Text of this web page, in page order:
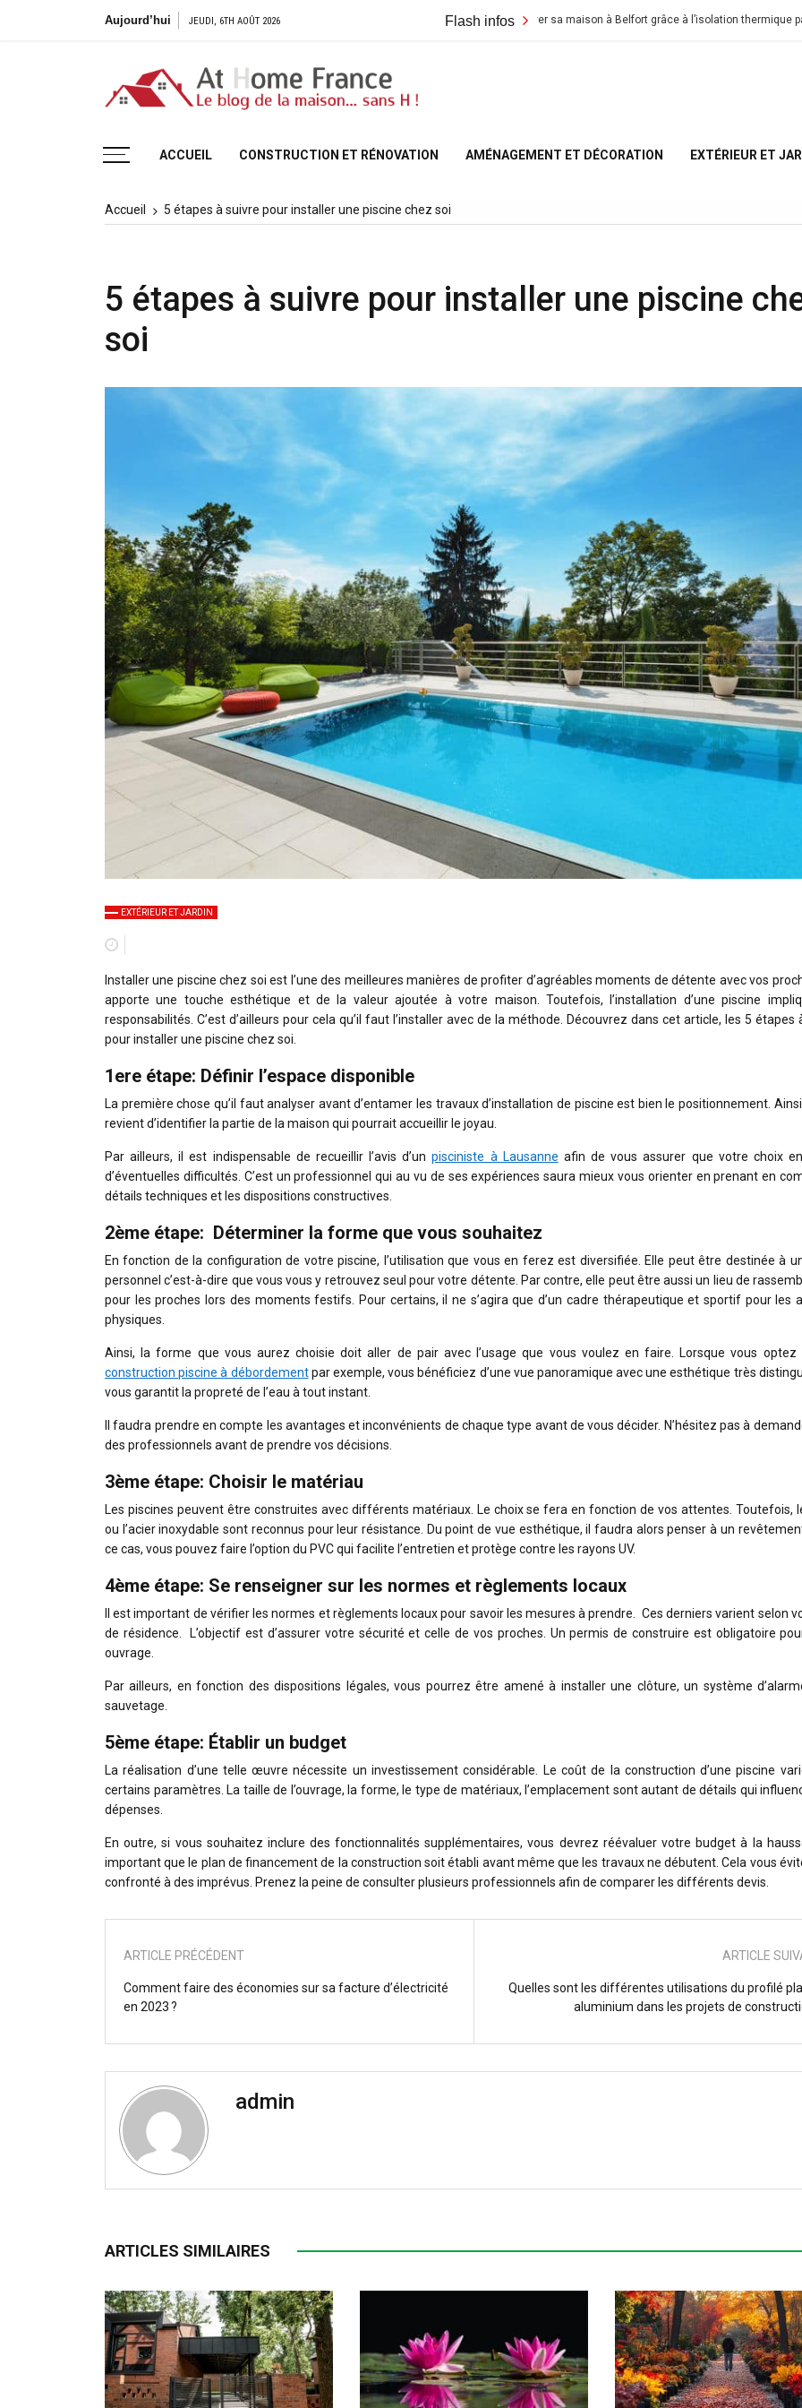
Aujourd’hui JEUDI, 6TH AOÛT 2026 Flash infos
Rénover sa maison à Belfort grâce à l’isolation thermique par
Maison
– At
France
ACCUEIL CONSTRUCTION ET RÉNOVATION AMÉNAGEMENT ET DÉCORATION EXTÉRIEUR ET
Accueil 5 étapes à suivre pour installer une piscine chez soi
5 étapes à suivre pour installer une piscine
soi
EXTÉRIEUR ET JARDIN
Installer une piscine chez soi est l’une des meilleures manières de profiter d’agréables moments de détente avec vos
apporte une touche esthétique et de la valeur ajoutée à votre maison. Toutefois, l’installation d’une piscine
responsabilités. C’est d’ailleurs pour cela qu’il faut l’installer avec de la méthode. Découvrez dans cet article, les 5 étapes
pour installer une piscine chez soi.
1ere étape: Définir l’espace disponible
La première chose qu’il faut analyser avant d’entamer les travaux d’installation de piscine est bien le positionnement.
revient d’identifier la partie de la maison qui pourrait accueillir le joyau.
Par ailleurs, il est indispensable de recueillir l’avis d’unpisciniste à Lausanne afin de vous assurer que votre choix
d’éventuelles difficultés. C’est un professionnel qui au vu de ses expériences saura mieux vous orienter en prenant en
détails techniques et les dispositions constructives.
2ème étape: Déterminer la forme que vous souhaitez
En fonction de la configuration de votre piscine, l’utilisation que vous en ferez est diversifiée. Elle peut être destinée à
personnel c’est-à-dire que vous vous y retrouvez seul pour votre détente. Par contre, elle peut être aussi un lieu de
pour les proches lors des moments festifs. Pour certains, il ne s’agira que d’un cadre thérapeutique et sportif pour les
physiques.
Ainsi, la forme que vous aurez choisie doit aller de pair avec l’usage que vous voulez en faire. Lorsque vous optez
construction piscine à débordementpar exemple, vous bénéficiez d’une vue panoramique avec une esthétique très
vous garantit la propreté de l’eau à tout instant.
Il faudra prendre en compte les avantages et inconvénients de chaque type avant de vous décider. N’hésitez pas à
des professionnels avant de prendre vos décisions.
3ème étape: Choisir le matériau
Les piscines peuvent être construites avec différents matériaux. Le choix se fera en fonction de vos attentes. Toutefois,
ou l’acier inoxydable sont reconnus pour leur résistance. Du point de vue esthétique, il faudra alors penser à un
ce cas, vous pouvez faire l’option du PVC qui facilite l’entretien et protège contre les rayons UV.
4ème étape: Se renseigner sur les normes et règlements locaux
Il est important de vérifier les normes et règlements locaux pour savoir les mesures à prendre. Ces derniers varient selon
de résidence. L’objectif est d’assurer votre sécurité et celle de vos proches. Un permis de construire est obligatoire
ouvrage.
Par ailleurs, en fonction des dispositions légales, vous pourrez être amené à installer une clôture, un système
sauvetage.
5ème étape: Établir un budget
La réalisation d’une telle œuvre nécessite un investissement considérable. Le coût de la construction d’une piscine
certains paramètres. La taille de l’ouvrage, la forme, le type de matériaux, l’emplacement sont autant de détails qui
dépenses.
En outre, si vous souhaitez inclure des fonctionnalités supplémentaires, vous devrez réévaluer votre budget à la
important que le plan de financement de la construction soit établi avant même que les travaux ne débutent. Cela vous
confronté à des imprévus. Prenez la peine de consulter plusieurs professionnels afin de comparer les différents devis.
ARTICLE PRÉCÉDENT
Comment faire des économies sur sa facture d’électricité
en 2023 ?
ARTICLE
Quelles sont les différentes utilisations du profilé
aluminium dans les projets de
admin
ARTICLES SIMILAIRES